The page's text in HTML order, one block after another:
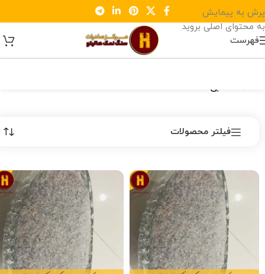
پرش به پیمایش
به محتوای اصلی بروید
فهرست
/ نمک آبی
فیلتر محصولات